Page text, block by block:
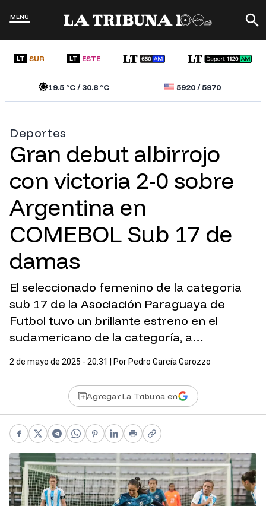
MENÚ
LT SUR LT ESTE
19.5°C /30.8°C 5920/5970
Deportes
Gran debut albirrojo
con victoria 2-0 sobre
Argentina en
COMEBOL Sub 17 de
damas
El seleccionado femenino de la categoria
sub 17 de la Asociación Paraguaya de
Futbol tuvo un brillante estreno en el
sudamericano de la categoría, a…
2 de mayo de 2025 - 20:31 | Por Pedro García Garozzo
Agregar La Tribuna en
Facebook
X Telegram
WhatsApp
Pinterest
LinkedIn
PrintCopy link